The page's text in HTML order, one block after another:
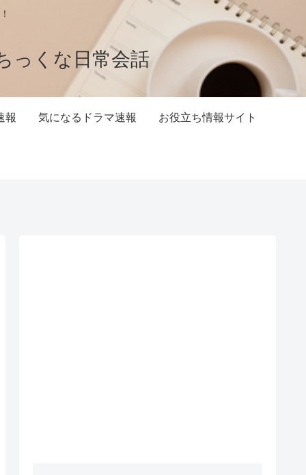
っくな日常会話
報 気になるドラマ速報 お役立ち情報サイト